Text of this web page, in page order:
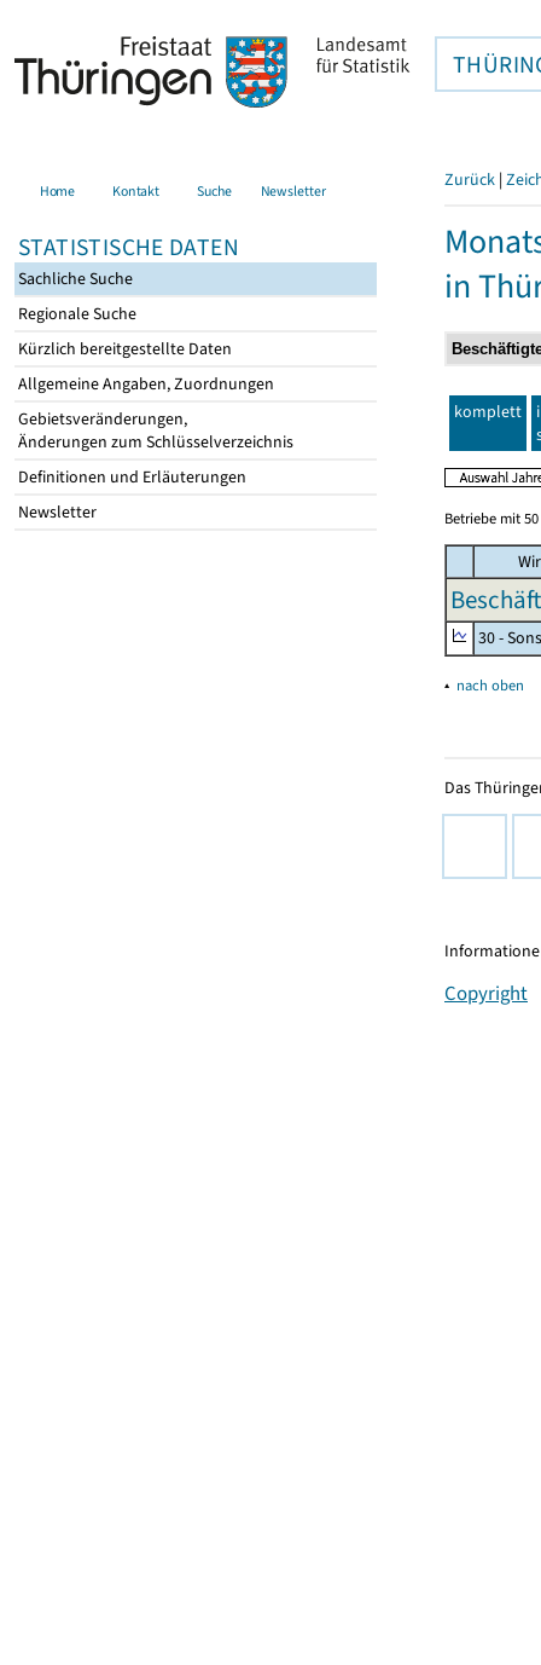
Home Kontakt Suche Newsletter
STATISTISCHE DATEN
Sachliche Suche
Regionale Suche
Kürzlich bereitgestellte Daten
Allgemeine Angaben, Zuordnungen
Gebietsveränderungen,
Änderungen zum Schlüsselverzeichnis
Definitionen und Erläuterungen
Newsletter
Zurück |
in
komplett
Betriebe mit
30 -
▴ nach oben
Das
Copyright